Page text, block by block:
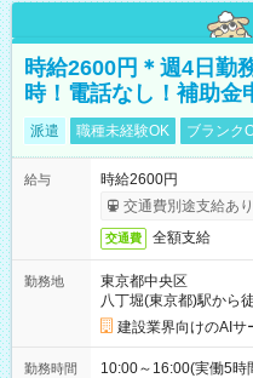
時給2600円＊週4日勤
時！電話なし！補助金
派遣 職種未経験OK ブランク
給与
時給2600円
交通費別途支給あり
交通費 全額支給
勤務地
東京都中央区
八丁堀(東京都)駅から
建設業界向けのAIサ
勤務時間
10:00～16:00(実働5